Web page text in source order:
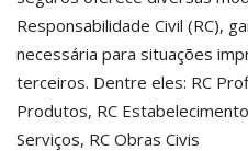
Responsabilidade Civil (RC),
necessária para situações
terceiros. Dentre eles: RC
Produtos, RC
Serviços, RC Obras Civis